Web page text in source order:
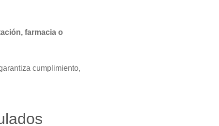
farmacia o
cumplimiento,